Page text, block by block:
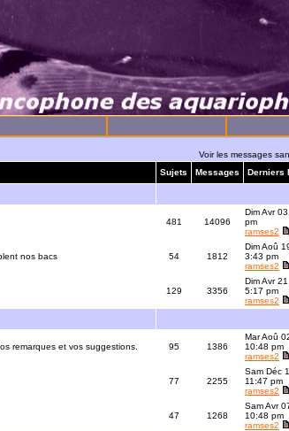
Voir les messages
Sujets Messages Derniers
481 14096
Dim Avr
pm
ramses2
nos bacs
54 1812
Dim Aoû
3:43 pm
ramses2
129 3356
Dim Avr
5:17 pm
ramses2
remarques et vos suggestions.
95 1386
Mar Aoû
10:48 pm
ramses2
77 2255
Sam Déc
11:47 pm
ramses2
47 1268
Sam Avr
10:48 pm
ramses2